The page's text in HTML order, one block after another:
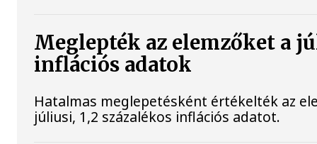
Meglepték az elemzőket a
inflációs adatok
Hatalmas meglepetésként értékelték az
júliusi, 1,2 százalékos inflációs adatot.